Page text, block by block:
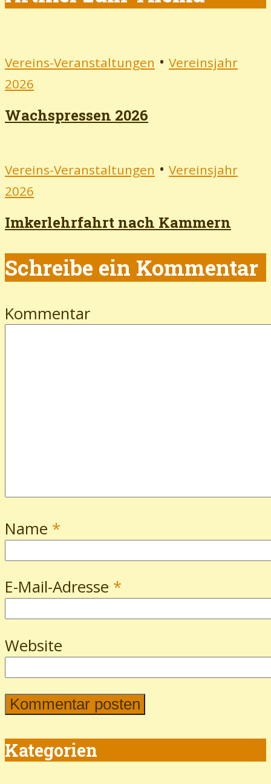
Vereins-Veranstaltungen • Vereinsjahr
2026
Wachspressen 2026
Vereins-Veranstaltungen • Vereinsjahr
2026
Imkerlehrfahrt nach Kammern
Schreibe ein Kommentar
Kommentar
Name *
E-Mail-Adresse *
Website
Kategorien